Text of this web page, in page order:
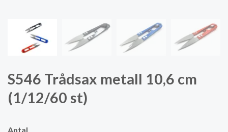
S546 Trådsax metall 10,6 cm
(1/12/60 st)
Antal